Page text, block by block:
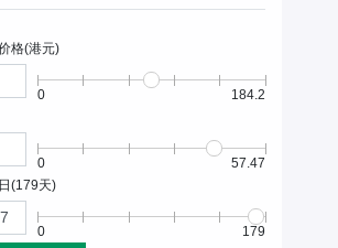
格(港元)
0
184.2
0
57.47
(179天)
0 179